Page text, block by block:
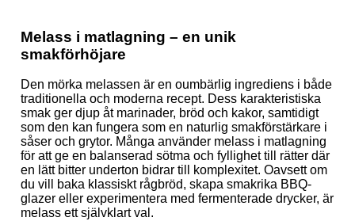
Melass i matlagning – en unik
smakförhöjare
Den mörka melassen är en oumbärlig ingrediens i både
traditionella och moderna recept. Dess karakteristiska
smak ger djup åt marinader, bröd och kakor, samtidigt
som den kan fungera som en naturlig smakförstärkare i
såser och grytor. Många använder melass i matlagning
för att ge en balanserad sötma och fyllighet till rätter där
en lätt bitter underton bidrar till komplexitet. Oavsett om
du vill baka klassiskt rågbröd, skapa smakrika BBQ-
glazer eller experimentera med fermenterade drycker, är
melass ett självklart val.